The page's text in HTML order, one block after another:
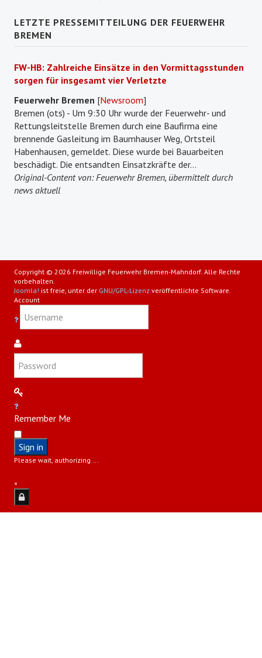
LETZTE PRESSEMITTEILUNG DER FEUERWEHR
BREMEN
FW-HB: Zahlreiche Einsätze in den Vormittagsstunden
sorgen für insgesamt vier Verletzte
Feuerwehr Bremen [Newsroom]
Bremen (ots) - Um 9:30 Uhr wurde der Feuerwehr- und
Rettungsleitstelle Bremen durch eine Baufirma eine
brennende Gasleitung im Baumhauser Weg, Ortsteil
Habenhausen, gemeldet. Diese wurde bei Bauarbeiten
beschädigt. Die entsandten Einsatzkräfte der...
Original-Content von: Feuerwehr Bremen, übermittelt durch
news aktuell
Copyright © 2026 Freiwillige Feuerwehr Bremen-Mahndorf. Alle Rechte
vorbehalten.
Joomla! ist freie, unter der GNU/GPL-Lizenz veröffentlichte Software.
Account
Remember Me
Sign in
Please wait, authorizing ...
×